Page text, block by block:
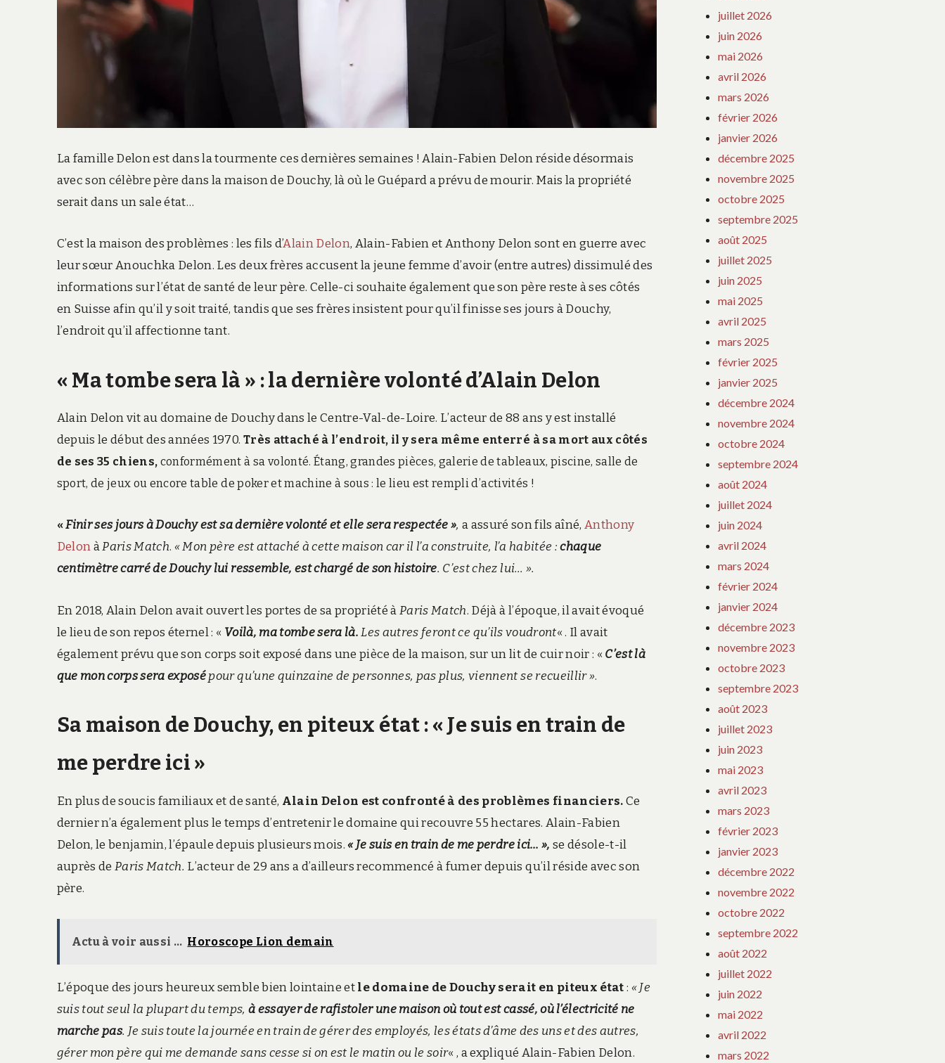
La famille Delon est dans la tourmente ces dernières semaines ! Alain-Fabien Delon réside désormais
avec son célèbre père dans la maison de Douchy, là où le Guépard a prévu de mourir. Mais la propriété
serait dans un sale état…
C’est la maison des problèmes : les fils d’Alain Delon, Alain-Fabien et Anthony Delon sont en guerre avec
leur sœur Anouchka Delon. Les deux frères accusent la jeune femme d’avoir (entre autres) dissimulé des
informations sur l’état de santé de leur père. Celle-ci souhaite également que son père reste à ses côtés
en Suisse afin qu’il y soit traité, tandis que ses frères insistent pour qu’il finisse ses jours à Douchy,
l’endroit qu’il affectionne tant.
« Ma tombe sera là » : la dernière volonté d’Alain Delon
Alain Delon vit au domaine de Douchy dans le Centre-Val-de-Loire. L’acteur de 88 ans y est installé
depuis le début des années 1970. Très attaché à l’endroit, il y sera même enterré à sa mort aux côtés
de ses 35 chiens, conformément à sa volonté. Étang, grandes pièces, galerie de tableaux, piscine, salle de
sport, de jeux ou encore table de poker et machine à sous : le lieu est rempli d’activités !
«Finir ses jours à Douchy est sa dernière volonté et elle sera respectée », a assuré son fils aîné, Anthony
DelonàParis Match. « Mon père est attaché à cette maison car il l’a construite, l’a habitée :chaque
centimètre carré de Douchy lui ressemble, est chargé de son histoire. C’est chez lui… ».
En 2018, Alain Delon avait ouvert les portes de sa propriété àParis Match. Déjà à l’époque, il avait évoqué
le lieu de son repos éternel : « Voilà, ma tombe sera là.Les autres feront ce qu’ils voudront« . Il avait
également prévu que son corps soit exposé dans une pièce de la maison, sur un lit de cuir noir : « C’est là
que mon corps sera exposépour qu’une quinzaine de personnes, pas plus, viennent se recueillir ».
Sa maison de Douchy, en piteux état : « Je suis en train de
me perdre ici »
En plus de soucis familiaux et de santé, Alain Delon est confronté à des problèmes financiers.Ce
dernier n’a également plus le temps d’entretenir le domaine qui recouvre 55 hectares. Alain-Fabien
Delon, le benjamin, l’épaule depuis plusieurs mois.« Je suis en train de me perdre ici… », se désole-t-il
auprès deParis Match. L’acteur de 29 ans a d’ailleurs recommencé à fumer depuis qu’il réside avec son
père.
Actu à voir aussi ... Horoscope Lion demain
L’époque des jours heureux semble bien lointaine etle domaine de Douchy serait en piteux état: « Je
suis tout seul la plupart du temps, à essayer de rafistoler une maison où tout est cassé, où l’électricité ne
marche pas. Je suis toute la journée en train de gérer des employés, les états d’âme des uns et des autres,
gérer mon père qui me demande sans cesse si on est le matin ou le soir« , a expliqué Alain-Fabien Delon.
juillet 2026
juin 2026
mai 2026
avril 2026
mars 2026
février 2026
janvier 2026
décembre 2025
novembre 2025
octobre 2025
septembre 2025
août 2025
juillet 2025
juin 2025
mai 2025
avril 2025
mars 2025
février 2025
janvier 2025
décembre 2024
novembre 2024
octobre 2024
septembre 2024
août 2024
juillet 2024
juin 2024
avril 2024
mars 2024
février 2024
janvier 2024
décembre 2023
novembre 2023
octobre 2023
septembre 2023
août 2023
juillet 2023
juin 2023
mai 2023
avril 2023
mars 2023
février 2023
janvier 2023
décembre 2022
novembre 2022
octobre 2022
septembre 2022
août 2022
juillet 2022
juin 2022
mai 2022
avril 2022
mars 2022